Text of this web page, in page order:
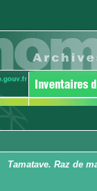
Tamatave. Raz de